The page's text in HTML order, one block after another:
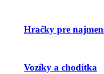
Hračky pre
Vozíky a chodítka